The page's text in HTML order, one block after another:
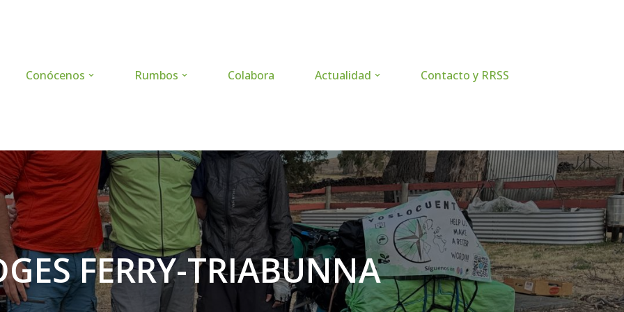
Conócenos Rumbos Colabora Actualidad Contacto y RRSS
FERRY-TRIABUNNA